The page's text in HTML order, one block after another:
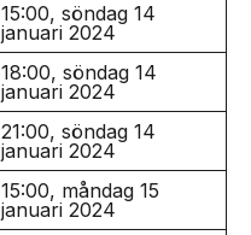
15:00, söndag 14
januari 2024
18:00, söndag 14
januari 2024
21:00, söndag 14
januari 2024
15:00, måndag 15
januari 2024